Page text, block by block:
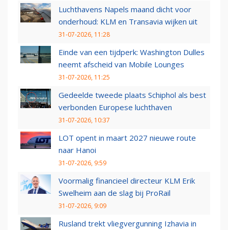
Luchthavens Napels maand dicht voor
onderhoud: KLM en Transavia wijken uit
31-07-2026, 11:28
Einde van een tijdperk: Washington Dulles
neemt afscheid van Mobile Lounges
31-07-2026, 11:25
Gedeelde tweede plaats Schiphol als best
verbonden Europese luchthaven
31-07-2026, 10:37
LOT opent in maart 2027 nieuwe route
naar Hanoi
31-07-2026, 9:59
Voormalig financieel directeur KLM Erik
Swelheim aan de slag bij ProRail
31-07-2026, 9:09
Rusland trekt vliegvergunning Izhavia in